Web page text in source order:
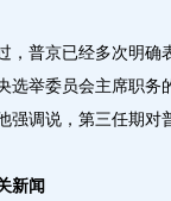
普京已经多次明确表
选举委员会主席职务
强调说，第三任期对
新闻